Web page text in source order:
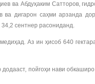
ва Абдуҳаким Сатторов,
дигарон саҳми арзанда
сентнер расониданд.
Аз ин ҳисоб 640
пойгоҳи нави